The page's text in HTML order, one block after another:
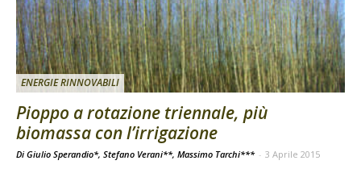
ENERGIE RINNOVABILI
Pioppo a rotazione triennale, più
biomassa con l’irrigazione
Di Giulio Sperandio*, Stefano Verani**, Massimo Tarchi*** - 3 Aprile 2015